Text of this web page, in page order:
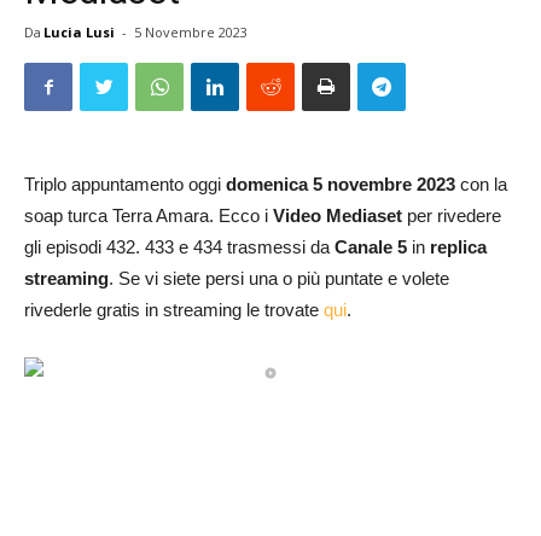
Da Lucia Lusi - 5 Novembre 2023
Triplo appuntamento oggi domenica 5 novembre 2023 con la
soap turca Terra Amara. Ecco i Video Mediaset per rivedere
gli episodi 432. 433 e 434 trasmessi da Canale 5 in replica
streaming. Se vi siete persi una o più puntate e volete
rivederle gratis in streaming le trovate qui.